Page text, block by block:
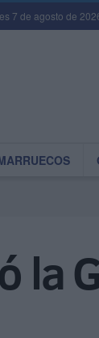
7 de agosto de
la